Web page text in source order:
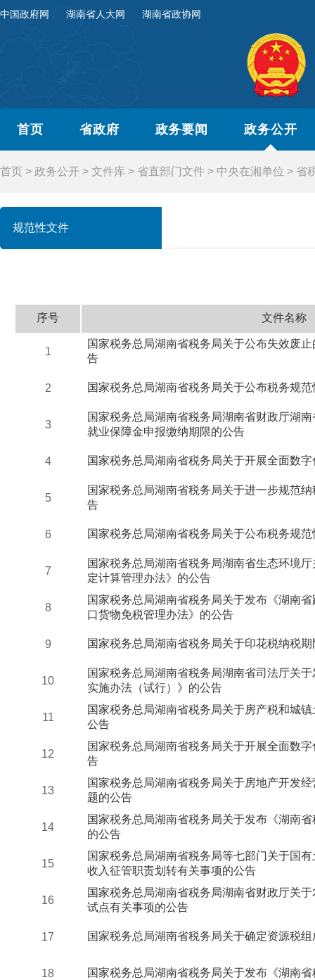
中国政府网 湖南省人大网 湖南省政协网
首页 省政府 政务要闻 政务公开
首页 > 政务公开 > 文件库 > 省直部门文件 > 中央在湘单位 > 省
规范性文件
序号 文件名称
1
国家税务总局湖南省税务局关于公布失效废
告
2 国家税务总局湖南省税务局关于公布税务规
3
国家税务总局湖南省税务局湖南省财政厅湖
就业保障金申报缴纳期限的公告
4 国家税务总局湖南省税务局关于开展全面数
5
国家税务总局湖南省税务局关于进一步规范
告
6 国家税务总局湖南省税务局关于公布税务规
7
国家税务总局湖南省税务局湖南省生态环境
定计算管理办法》的公告
8
国家税务总局湖南省税务局关于发布《湖南
口货物免税管理办法》的公告
9 国家税务总局湖南省税务局关于印花税纳税
10
国家税务总局湖南省税务局湖南省司法厅关
实施办法（试行）》的公告
11
国家税务总局湖南省税务局关于房产税和城
公告
12
国家税务总局湖南省税务局关于开展全面数
告
13
国家税务总局湖南省税务局关于房地产开发
题的公告
14
国家税务总局湖南省税务局关于发布《湖南
的公告
15
国家税务总局湖南省税务局等七部门关于国
收入征管职责划转有关事项的公告
16
国家税务总局湖南省税务局湖南省财政厅关
试点有关事项的公告
17 国家税务总局湖南省税务局关于确定资源税
18 国家税务总局湖南省税务局关于发布《湖南